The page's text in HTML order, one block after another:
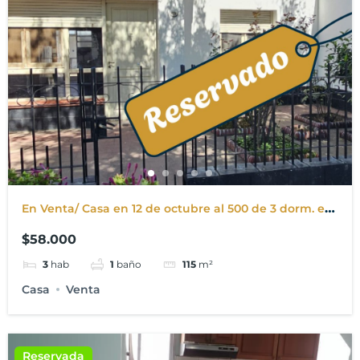
En Venta/ Casa en 12 de octubre al 500 de 3 dorm. en
$58.000
3 hab 1 baño 115 m²
Casa Venta
Reservada